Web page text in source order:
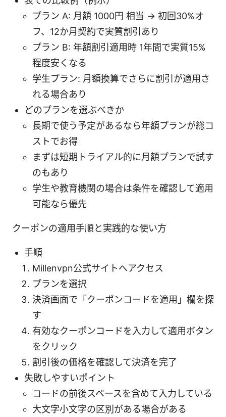
プラン A: 月額 1000円 相当 → 初回30%オ
フ、12か月契約で実質割引あり
プラン B: 年額割引適用時 1年間で実質15%
程度安くなる
学生プラン: 月額換算でさらに割引が適用さ
れる場合あり
どのプランを選ぶべきか
長期で使う予定があるなら年額プランが総コ
ストでお得
まずは短期トライアル的に月額プランで試す
のもあり
学生や教育機関の場合は条件を確認して適用
可能なら優先
クーポンの適用手順と実践的な使い方
手順
Millenvpn公式サイトへアクセス
プランを選択
決済画面で「クーポンコードを適用」欄を探
す
有効なクーポンコードを入力して適用ボタン
をクリック
割引後の価格を確認して決済を完了
失敗しやすいポイント
コードの前後スペースを含めて入力している
大文字小文字の区別がある場合がある